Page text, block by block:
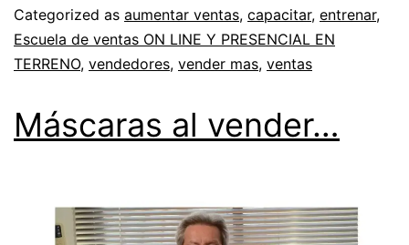
Categorized as aumentar ventas, capacitar, entrenar,
Escuela de ventas ON LINE Y PRESENCIAL EN
TERRENO, vendedores, vender mas, ventas
Máscaras al vender…